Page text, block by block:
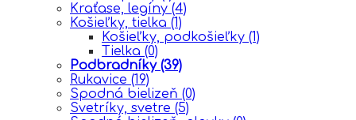
Kraťase, legíny (4)
Košieľky, tielka (1)
Košieľky, podkošieľky (1)
Tielka (0)
Podbradníky (39)
Rukavice (19)
Spodná bielizeň (0)
Svetríky, svetre (5)